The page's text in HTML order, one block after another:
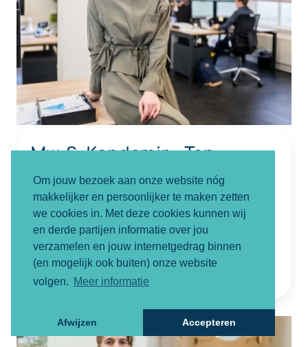
Om jouw bezoek aan onze website nóg
makkelijker en persoonlijker te maken zetten
we cookies in. Met deze cookies kunnen wij
en derde partijen informatie over jou
verzamelen en jouw internetgedrag binnen
(en mogelijk ook buiten) onze website
volgen. Meer informatie
Afwijzen Accepteren
Mw. S. Kandemir - Tan
Letselschadejurist
NIVRE Register-Expert
06-82852882
sevval@smartletselschade.nl